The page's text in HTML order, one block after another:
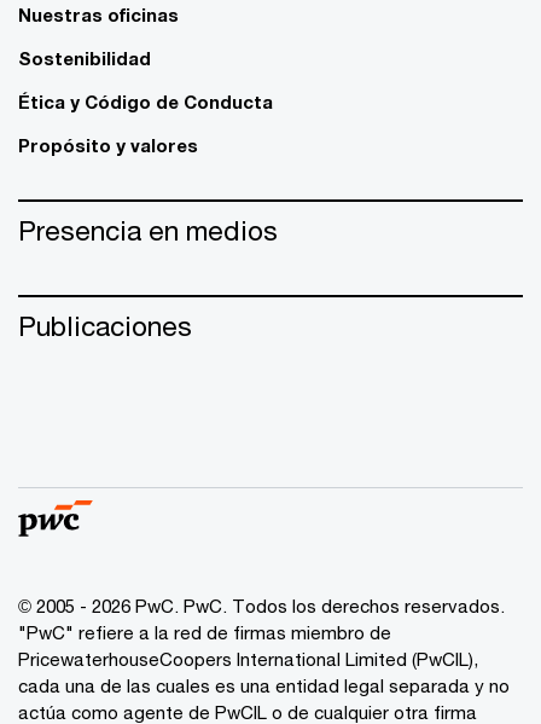
Nuestras oficinas
Sostenibilidad
Ética y Código de Conducta
Propósito y valores
Presencia en medios
Publicaciones
© 2005 - 2026 PwC. PwC. Todos los derechos reservados.
"PwC" refiere a la red de firmas miembro de
PricewaterhouseCoopers International Limited (PwCIL),
cada una de las cuales es una entidad legal separada y no
actúa como agente de PwCIL o de cualquier otra firma